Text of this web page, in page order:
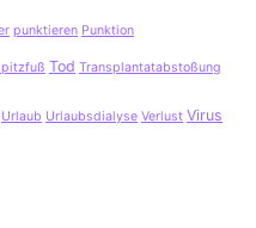
punktieren Punktion
Tod Transplantatabstoßung
Urlaub Urlaubsdialyse Verlust Virus